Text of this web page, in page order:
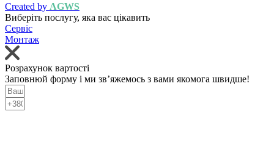
Created by AGWS
Виберіть послугу, яка вас цікавить
Сервіс
Монтаж
Розрахунок вартості
Заповнюй форму і ми зв’яжемось з вами якомога швидше!